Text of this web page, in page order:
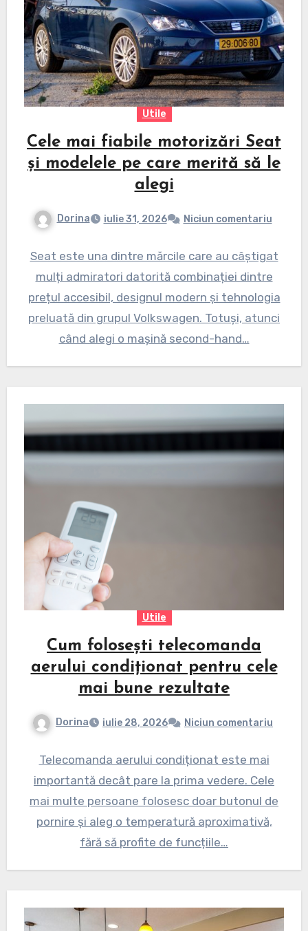
Utile
Cele mai fiabile motorizări Seat
și modelele pe care merită să le
alegi
Dorina iulie 31, 2026 Niciun comentariu
Seat este una dintre mărcile care au câștigat
mulți admiratori datorită combinației dintre
prețul accesibil, designul modern și tehnologia
preluată din grupul Volkswagen. Totuși, atunci
când alegi o mașină second-hand…
Utile
Cum folosești telecomanda
aerului condiționat pentru cele
mai bune rezultate
Dorina iulie 28, 2026 Niciun comentariu
Telecomanda aerului condiționat este mai
importantă decât pare la prima vedere. Cele
mai multe persoane folosesc doar butonul de
pornire și aleg o temperatură aproximativă,
fără să profite de funcțiile…